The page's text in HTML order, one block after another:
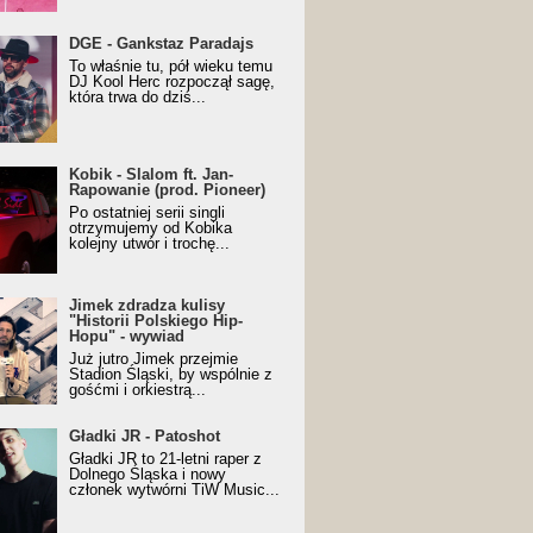
z nagrodą za
Trueschoolowy
Roku (Popkillery 2023)
DGE - Gankstaz Paradajs
To właśnie tu, pół wieku temu
DJ Kool Herc rozpoczął sagę,
która trwa do dziś...
- Slalom ft. Jan-
(prod. Pioneer)
Music Visualiser]
Kobik - Slalom ft. Jan-
Rapowanie (prod. Pioneer)
Po ostatniej serii singli
otrzymujemy od Kobika
kolejny utwór i trochę...
zdradza kulisy "Historii
Hip-Hopu" - wywiad
Jimek zdradza kulisy
"Historii Polskiego Hip-
Hopu" - wywiad
Już jutro Jimek przejmie
Stadion Śląski, by wspólnie z
gośćmi i orkiestrą...
JR - Patoshot
Gładki JR - Patoshot
Gładki JR to 21-letni raper z
Dolnego Śląska i nowy
członek wytwórni TiW Music...